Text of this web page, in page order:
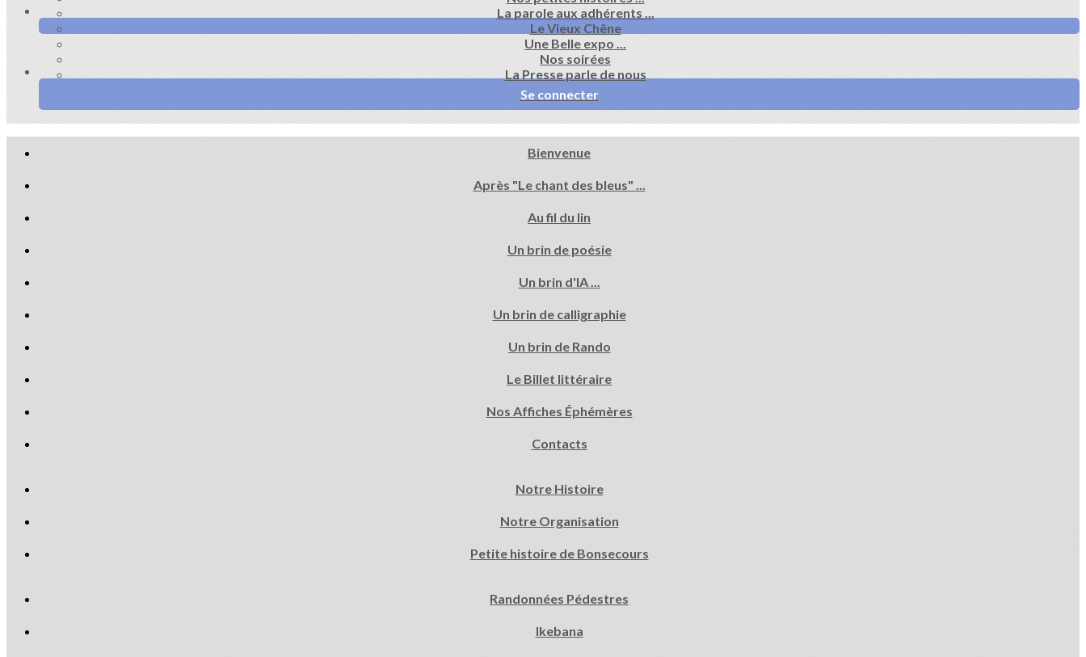
La parole aux adhérents ...
Le Vieux Chêne
Une Belle expo ...
Nos soirées
La Presse parle de nous
Se connecter
Bienvenue
Après "Le chant des bleus" ...
Au fil du lin
Un brin de poésie
Un brin d'IA ...
Un brin de calligraphie
Un brin de Rando
Le Billet littéraire
Nos Affiches Éphémères
Contacts
Notre Histoire
Notre Organisation
Petite histoire de Bonsecours
Randonnées Pédestres
Ikebana